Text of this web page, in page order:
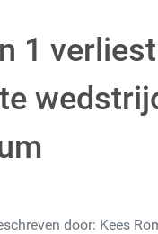
1 verliest
door: Kees